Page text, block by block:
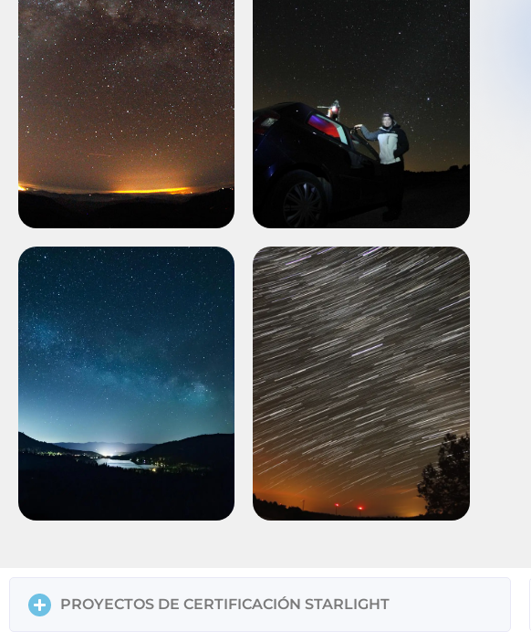
Luminica
Ambiental
Luminica
Ambiental
Luminica
Ambiental
Luminica
Ambiental
PROYECTOS DE CERTIFICACIÓN STARLIGHT